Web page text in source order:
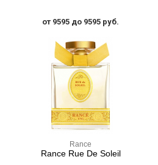
от 9595 до 9595 руб.
Rance
Rance Rue De Soleil